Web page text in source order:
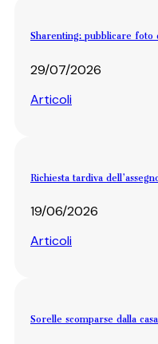
Sharenting: pubblicare foto
29/07/2026
Articoli
Richiesta tardiva
19/06/2026
Articoli
Sorelle scomparse dalla